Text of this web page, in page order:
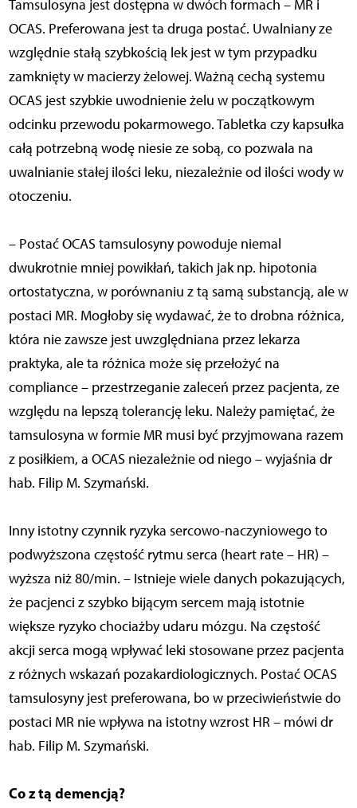
Tamsulosyna jest dostępna w dwóch formach – MR i
OCAS. Preferowana jest ta druga postać. Uwalniany ze
względnie stałą szybkością lek jest w tym przypadku
zamknięty w macierzy żelowej. Ważną cechą systemu
OCAS jest szybkie uwodnienie żelu w początkowym
odcinku przewodu pokarmowego. Tabletka czy kapsułka
całą potrzebną wodę niesie ze sobą, co pozwala na
uwalnianie stałej ilości leku, niezależnie od ilości wody w
otoczeniu.
– Postać OCAS tamsulosyny powoduje niemal
dwukrotnie mniej powikłań, takich jak np. hipotonia
ortostatyczna, w porównaniu z tą samą substancją, ale w
postaci MR. Mogłoby się wydawać, że to drobna różnica,
która nie zawsze jest uwzględniana przez lekarza
praktyka, ale ta różnica może się przełożyć na
compliance – przestrzeganie zaleceń przez pacjenta, ze
względu na lepszą tolerancję leku. Należy pamiętać, że
tamsulosyna w formie MR musi być przyjmowana razem
z posiłkiem, a OCAS niezależnie od niego – wyjaśnia dr
hab. Filip M. Szymański.
Inny istotny czynnik ryzyka sercowo-naczyniowego to
podwyższona częstość rytmu serca (heart rate – HR) –
wyższa niż 80/min. – Istnieje wiele danych pokazujących,
że pacjenci z szybko bijącym sercem mają istotnie
większe ryzyko chociażby udaru mózgu. Na częstość
akcji serca mogą wpływać leki stosowane przez pacjenta
z różnych wskazań pozakardiologicznych. Postać OCAS
tamsulosyny jest preferowana, bo w przeciwieństwie do
postaci MR nie wpływa na istotny wzrost HR – mówi dr
hab. Filip M. Szymański.
Co z tą demencją?